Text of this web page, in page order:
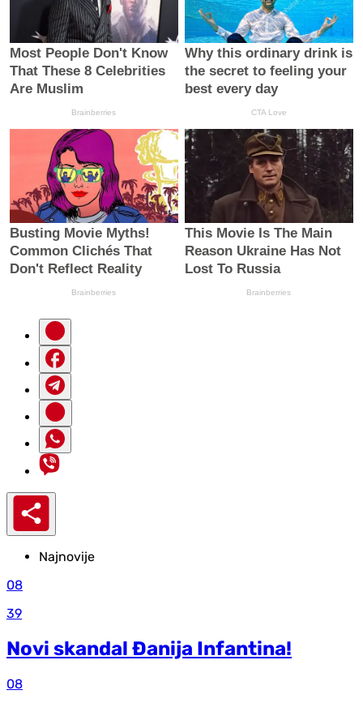
Najnovije
08
39
Novi skandal Đanija Infantina!
08